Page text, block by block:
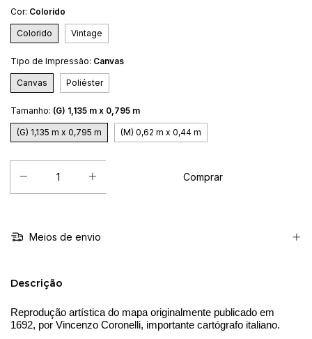
Cor: Colorido
Colorido Vintage
Tipo de Impressão: Canvas
Canvas Poliéster
Tamanho: (G) 1,135 m x 0,795 m
(G) 1,135 m x 0,795 m (M) 0,62 m x 0,44 m
Meios de envio
Descrição
Reprodução artística do mapa originalmente publicado em
1692, por Vincenzo Coronelli, importante cartógrafo italiano.